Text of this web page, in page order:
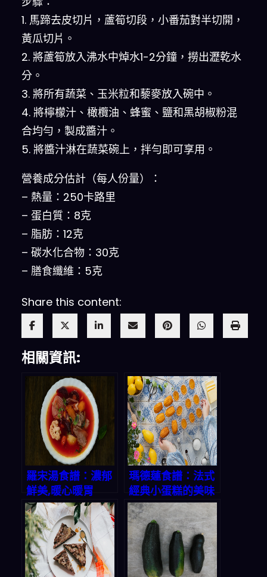
1. 馬蹄去皮切片，蘆筍切段，小番茄對半切開，
黃瓜切片。
2. 將蘆筍放入沸水中焯水1-2分鐘，撈出瀝乾水
分。
3. 將所有蔬菜、玉米粒和藜麥放入碗中。
4. 將檸檬汁、橄欖油、蜂蜜、鹽和黑胡椒粉混
合均勻，製成醬汁。
5. 將醬汁淋在蔬菜碗上，拌勻即可享用。
營養成分估計（每人份量）：
– 熱量：250卡路里
– 蛋白質：8克
– 脂肪：12克
– 碳水化合物：30克
– 膳食纖維：5克
Share this content:
相關資訊:
羅宋湯食譜：濃郁
鮮美,暖心暖胃
瑪德蓮食譜：法式
經典小蛋糕的美味
秘方